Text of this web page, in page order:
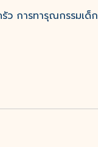
รัว การทารุณกรรมเด็ก